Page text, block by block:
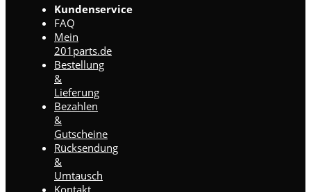
Kundenservice
FAQ
Mein
201parts.de
Bestellung
&
Lieferung
Bezahlen
&
Gutscheine
Rücksendung
&
Umtausch
Kontakt